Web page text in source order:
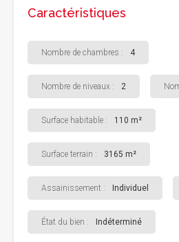
Caractéristiques
Nombre de chambres : 4
Nombre de niveaux : 2
Surface habitable : 110 m²
Surface terrain : 3165 m²
Assainissement : Individuel
État du bien : Indéterminé